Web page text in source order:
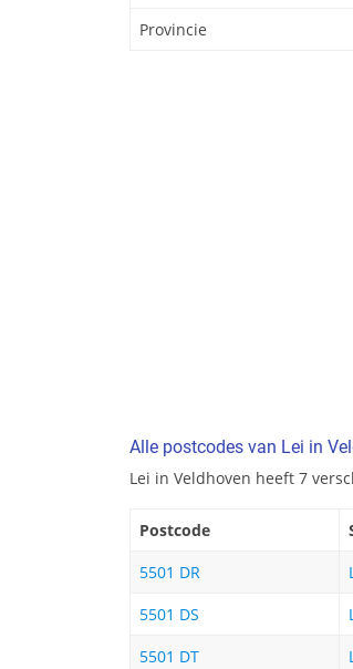
Provincie
Alle postcodes van Lei in
Lei in Veldhoven heeft 7
Postcode
5501 DR
5501 DS
5501 DT